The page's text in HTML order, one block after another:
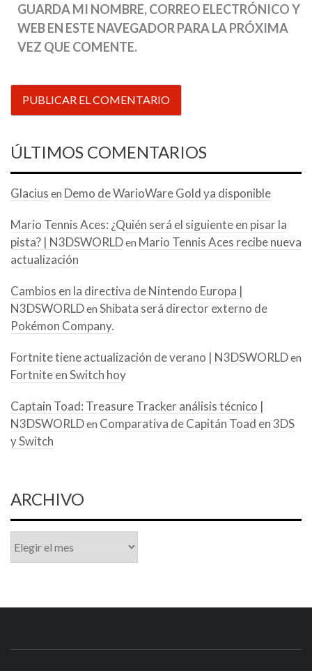
GUARDA MI NOMBRE, CORREO ELECTRÓNICO Y
WEB EN ESTE NAVEGADOR PARA LA PRÓXIMA
VEZ QUE COMENTE.
ÚLTIMOS COMENTARIOS
Glacius en Demo de WarioWare Gold ya disponible
Mario Tennis Aces: ¿Quién será el siguiente en pisar la
pista? | N3DSWORLDen Mario Tennis Aces recibe nueva
actualización
Cambios en la directiva de Nintendo Europa |
N3DSWORLDen Shibata será director externo de
Pokémon Company.
Fortnite tiene actualización de verano | N3DSWORLDen
Fortnite en Switch hoy
Captain Toad: Treasure Tracker análisis técnico |
N3DSWORLDen Comparativa de Capitán Toad en 3DS
y Switch
ARCHIVO